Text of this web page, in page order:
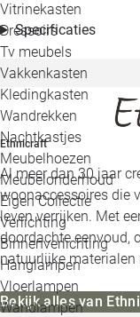
Vitrinekasten
Dressoirs
Tv meubels
Vakkenkasten
Kledingkasten
Wandrekken
Nachtkastjes
Meubelhoezen
Meubelonderhoud
Eigen Collectie
Verlichting
Binnenverlichting
Hanglampen
Vloerlampen
Wandlampen
Specificaties
Ethnicraft
Al meer dan 30 jaar
woonaccessoires die
leven verrijken. Met
doordachte eenvoud,
natuurlijke
Bekijk alles van